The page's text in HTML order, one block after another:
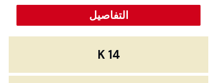
التفاصيل
K 14